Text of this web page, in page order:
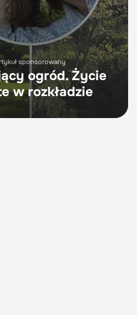
sponsorowany
ogród. Życie
w rozkładzie